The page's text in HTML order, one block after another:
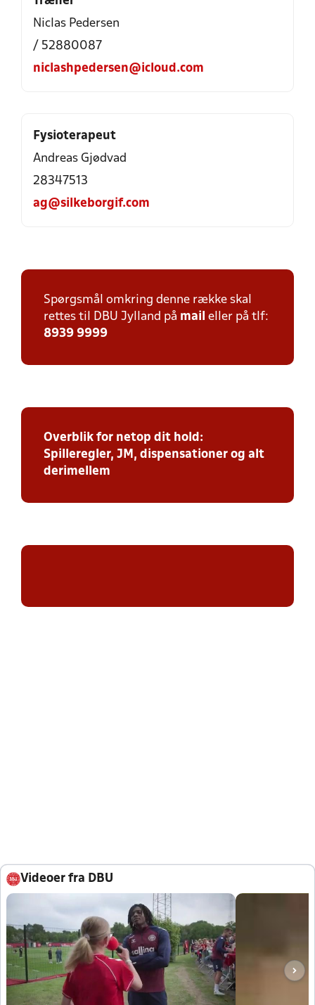
Niclas Pedersen
/ 52880087
niclashpedersen@icloud.com
Fysioterapeut
Andreas Gjødvad
28347513
ag@silkeborgif.com
Spørgsmål omkring denne række skal
rettes til DBU Jylland på mail eller på tlf:
8939 9999
Overblik for netop dit hold:
Spilleregler, JM, dispensationer og alt
derimellem
Videoer fra DBU